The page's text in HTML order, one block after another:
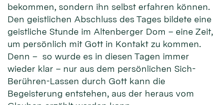
bekommen, sondern ihn selbst erfahren können.
Den geistlichen Abschluss des Tages bildete eine
geistliche Stunde im Altenberger Dom – eine Zeit,
um persönlich mit Gott in Kontakt zu kommen.
Denn – so wurde es in diesen Tagen immer
wieder klar – nur aus dem persönlichen Sich-
Berühren-Lassen durch Gott kann die
Begeisterung entstehen, aus der heraus vom